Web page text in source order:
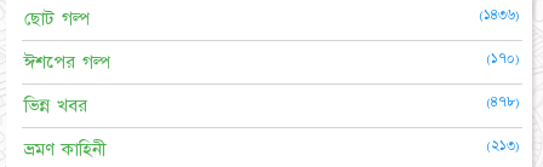
ছোট গল্প (১৪৩৬)
ঈশপের গল্প (১৭০)
ভিন্ন খবর (৪৭৮)
ভ্রমণ কাহিনী (২১৩)